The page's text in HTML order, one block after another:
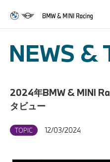
NEWS &
2024年BMW & MINI
タビュー
TOPIC 12/03/2024